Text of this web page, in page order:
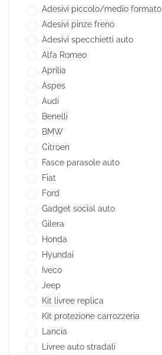
Adesivi piccolo/medio formato
Adesivi pinze freno
Adesivi specchietti auto
Alfa Romeo
Aprilia
Aspes
Audi
Benelli
BMW
Citroen
Fasce parasole auto
Fiat
Ford
Gadget social auto
Gilera
Honda
Hyundai
Iveco
Jeep
Kit livree replica
Kit protezione carrozzeria
Lancia
Livree auto stradali